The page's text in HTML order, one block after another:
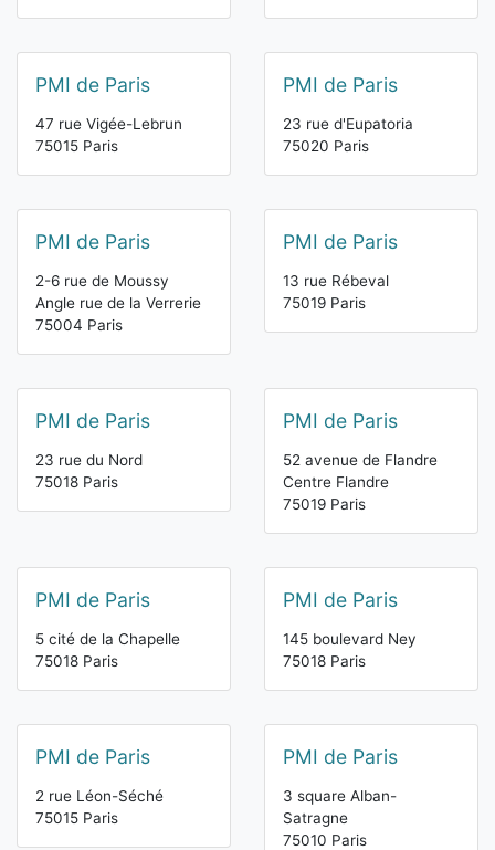
PMI de Paris
47 rue Vigée-Lebrun
75015 Paris
PMI de Paris
23 rue d'Eupatoria
75020 Paris
PMI de Paris
2-6 rue de Moussy
Angle rue de la Verrerie
75004 Paris
PMI de Paris
13 rue Rébeval
75019 Paris
PMI de Paris
23 rue du Nord
75018 Paris
PMI de Paris
52 avenue de Flandre
Centre Flandre
75019 Paris
PMI de Paris
5 cité de la Chapelle
75018 Paris
PMI de Paris
145 boulevard Ney
75018 Paris
PMI de Paris
2 rue Léon-Séché
75015 Paris
PMI de Paris
3 square Alban-
Satragne
75010 Paris